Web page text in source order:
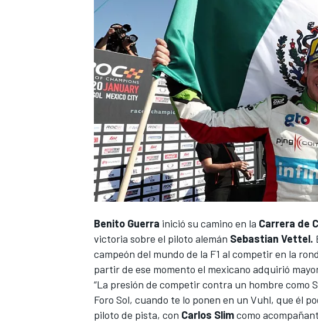
NASCAR CUP
Benito Guerra inició su camino en la Carrera de
victoria sobre el piloto alemán Sebastian Vettel.
campeón del mundo de la F1 al competir en la
partir de ese momento el mexicano adquirió
“La presión de competir contra un hombre como
Foro Sol, cuando te lo ponen en un Vuhl, que él
piloto de pista, con Carlos Slimcomo